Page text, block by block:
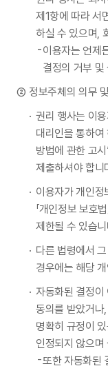
제1항에 따라 서
하실 수 있으며,
이용자는 언제
결정의 거부 및
정보주체의 의무
권리 행사는 이
대리인을 통하여
방법에 관한 고
제출하셔야 합니
이용자가 개인
「개인정보 보호
제한될 수 있습
다른 법령에서
경우에는 해당
자동화된 결정이
동의를 받았거나
명확히 규정이
인정되지 않으
또한 자동화된